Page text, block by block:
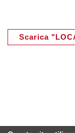
Scarica